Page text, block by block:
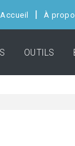
Accueil À
OUTILS